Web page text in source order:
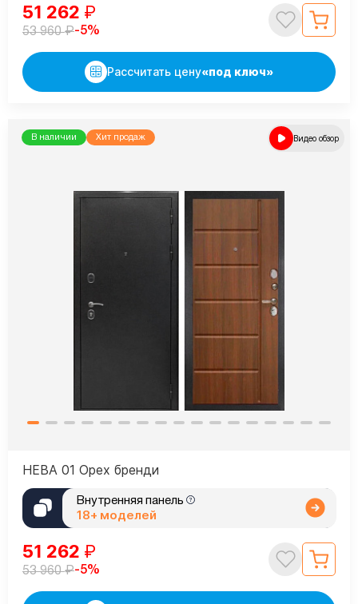
51 262 ₽
53 960₽-5%
Рассчитать цену«под ключ»
В наличии Хит продаж Видео обзор
НЕВА 01 Орех бренди
Внутренняя панель
18+ моделей
51 262 ₽
53 960₽-5%